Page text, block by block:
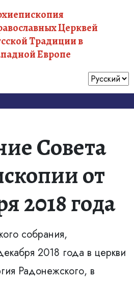
Церквей
Традиции в
Европе
Совета
от
2018 года
собрания,
2018 года в церкви
Радонежского, в